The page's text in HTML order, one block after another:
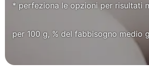
* perfeziona le opzioni per risultati
per 100 g, % del fabbisogno medio